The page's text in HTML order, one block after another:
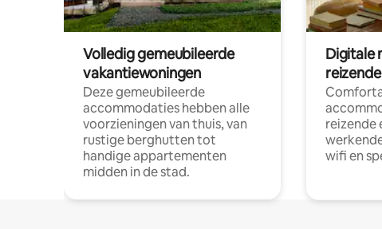
Volledig gemeubileerde
vakantiewoningen
Deze gemeubileerde
accommodaties hebben alle
voorzieningen van thuis, van
rustige berghutten tot
handige appartementen
midden in de stad.
Digitale
reizende
wifi en